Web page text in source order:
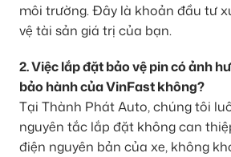
môi trường. Đây là khoản đầu tư
vệ tài sản giá trị của bạn.
2. Việc lắp đặt bảo vệ pin có ảnh
bảo hành của VinFast không?
Tại Thành Phát Auto, chúng tôi
nguyên tắc lắp đặt không can
điện nguyên bản của xe, không